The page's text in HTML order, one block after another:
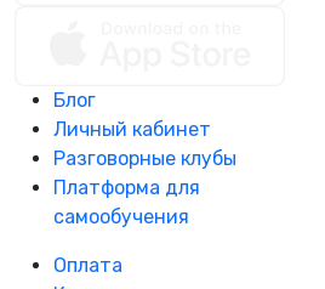
Блог
Личный кабинет
Разговорные клубы
Платформа для
самообучения
Оплата